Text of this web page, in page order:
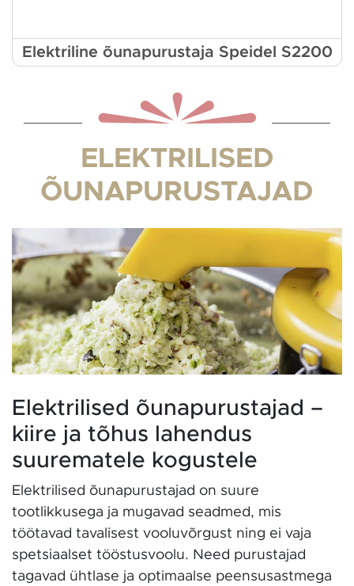
Elektriline õunapurustaja Speidel S2200
ELEKTRILISED
ÕUNAPURUSTAJAD
Elektrilised õunapurustajad –
kiire ja tõhus lahendus
suurematele kogustele
Elektrilised õunapurustajad on suure
tootlikkusega ja mugavad seadmed, mis
töötavad tavalisest vooluvõrgust ning ei vaja
spetsiaalset tööstusvoolu. Need purustajad
tagavad ühtlase ja optimaalse peensusastmega